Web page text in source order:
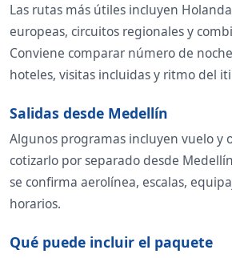
Las rutas más útiles incluyen
europeas, circuitos regionales y
Conviene comparar número de
hoteles, visitas incluidas y ritmo del
Salidas desde Medellín
Algunos programas incluyen vuelo y
cotizarlo por separado desde
se confirma aerolínea, escalas,
horarios.
Qué puede incluir el paquete